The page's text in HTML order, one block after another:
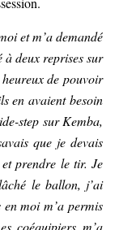
et m’a demandé
deux reprises sur
de pouvoir
en avaient besoin
step sur Kemba,
que je devais
prendre le tir. Je
le ballon, j’ai
en moi m’a permis
coéquipiers m’a